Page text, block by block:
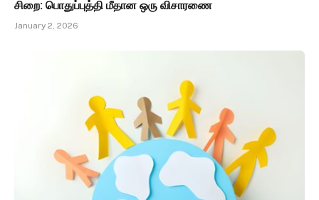
சிறை: பொதுப்புத்தி மீதான ஒரு விசாரணை
January 2, 2026